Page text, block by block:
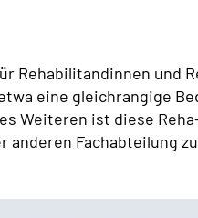
Rehabilitandinnen und
eine gleichrangige
Weiteren ist diese
anderen Fachabteilung